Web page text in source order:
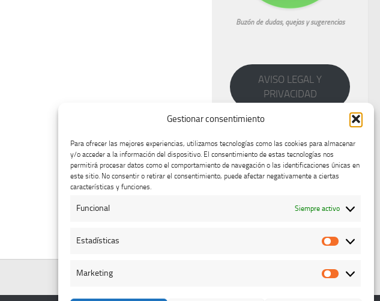
Gestionar consentimiento
Para ofrecer las mejores experiencias, utilizamos tecnologías como las cookies para almacenar
y/o acceder a la información del dispositivo. El consentimiento de estas tecnologías nos
permitirá procesar datos como el comportamiento de navegación o las identificaciones únicas en
este sitio. No consentir o retirar el consentimiento, puede afectar negativamente a ciertas
características y funciones.
Funcional Siempre activo
Estadísticas
Marketing
Marketing
Buzón de dudas, quejas y sugerencias
AVISO LEGAL Y
PRIVACIDAD